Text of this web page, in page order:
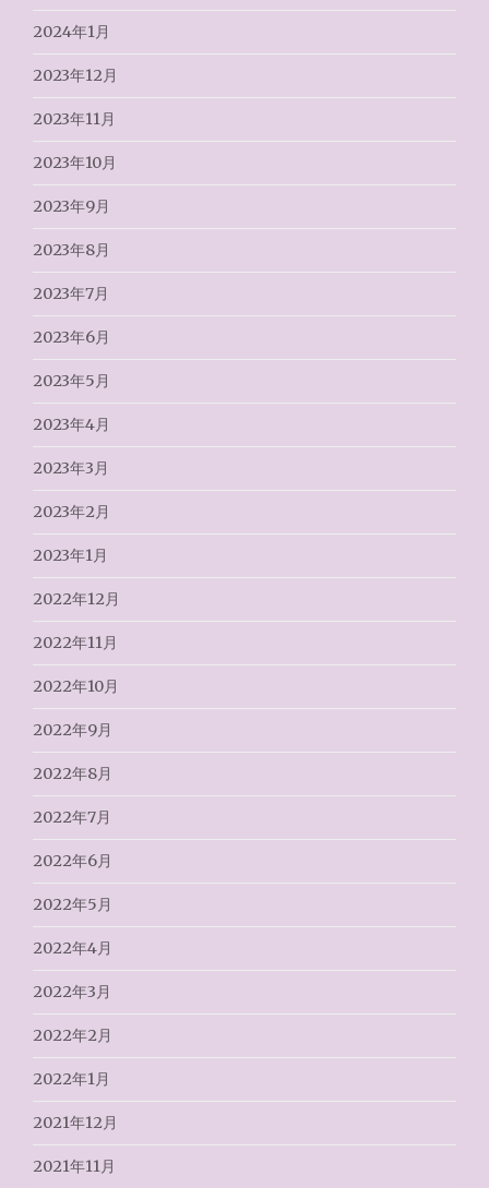
2024年1月
2023年12月
2023年11月
2023年10月
2023年9月
2023年8月
2023年7月
2023年6月
2023年5月
2023年4月
2023年3月
2023年2月
2023年1月
2022年12月
2022年11月
2022年10月
2022年9月
2022年8月
2022年7月
2022年6月
2022年5月
2022年4月
2022年3月
2022年2月
2022年1月
2021年12月
2021年11月